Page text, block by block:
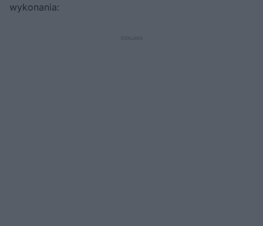
wykonania: